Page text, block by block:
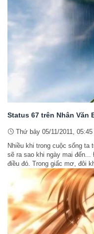
Status 67 trên Nhân Văn
Thứ bảy 05/11/2011, 05:45
Nhiều khi trong cuộc sống
sẽ ra sao khi ngày mai
điều đó. Trong giấc mơ, đôi